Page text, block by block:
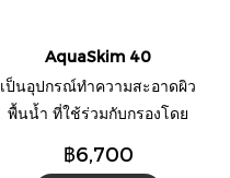
AquaSkim 40
เป็นอุปกรณ์ทำความสะอาดผิว
พื้นน้ำ ที่ใช้ร่วมกับกรองโดย
ขยะใบไม้ ขนาดใหญ่ ที่ถอดออก
฿6,700